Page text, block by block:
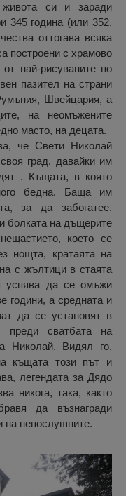
живота си и заради
345 година (или 352,
оттогава всяка
построени с храмово
най-рисуваните по
пазител на страни
Швейцария, а
на неомъжените
масто, на децата.
че Свети Николай
град, давайки им
. Къщата, в която
бедна. Баща им
за да забогатее.
болката на дъщерите
което се
нощта, кратаята на
с жълтици в стаята
успява да се омъжи
години, а средната и
да се установят в
сватбата на
Николай. Видял го,
къщата този път и
легендата за Дядо
никога, така, както
да възнагради
на непослушните.